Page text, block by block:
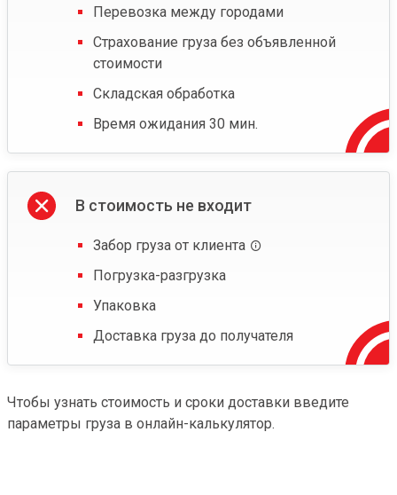
Перевозка между городами
Страхование груза без объявленной
стоимости
Складская обработка
Время ожидания 30 мин.
В стоимость не входит
Забор груза от клиента
Погрузка-разгрузка
Упаковка
Доставка груза до получателя
Чтобы узнать стоимость и сроки доставки введите
параметры груза в онлайн-калькулятор.